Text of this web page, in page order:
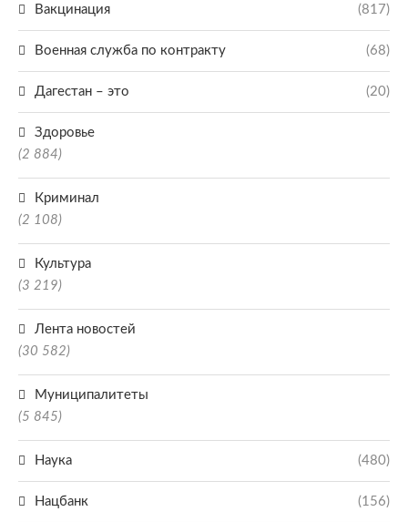
Вакцинация (817)
Военная служба по контракту (68)
Дагестан – это (20)
Здоровье
(2 884)
Криминал
(2 108)
Культура
(3 219)
Лента новостей
(30 582)
Муниципалитеты
(5 845)
Наука (480)
Нацбанк (156)